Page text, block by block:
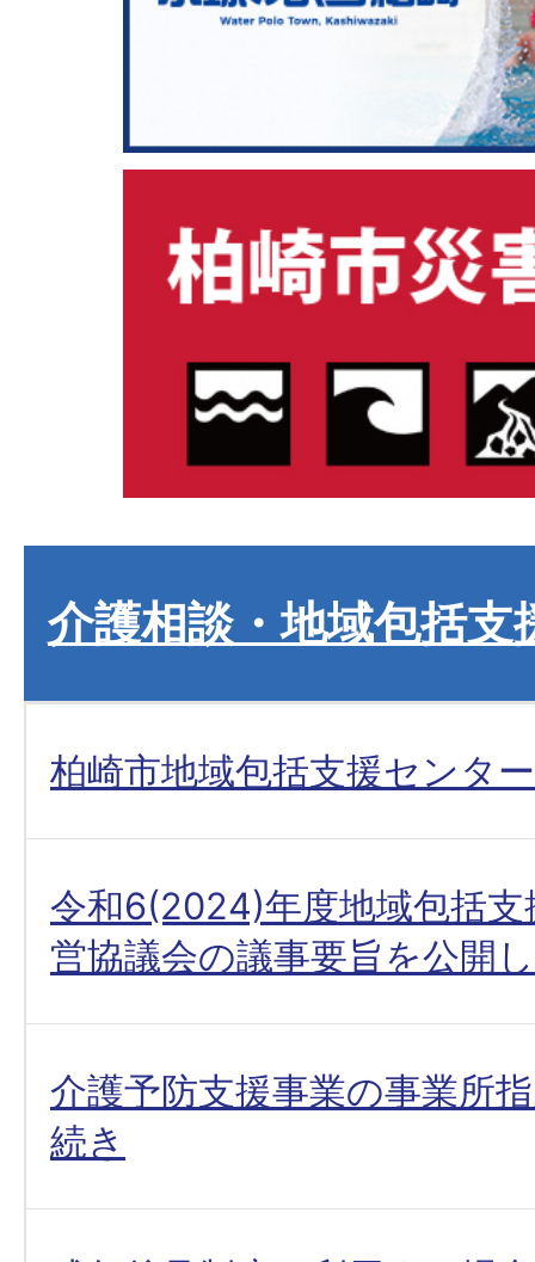
介護相談・地域包括支
柏崎市地域包括支援センター
令和6(2024)年度地域包括
営協議会の議事要旨を公開
介護予防支援事業の事業所
続き